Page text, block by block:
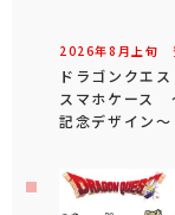
2026年8 月 上旬
ドラゴンクエ
スマホケース
記念デザイン～